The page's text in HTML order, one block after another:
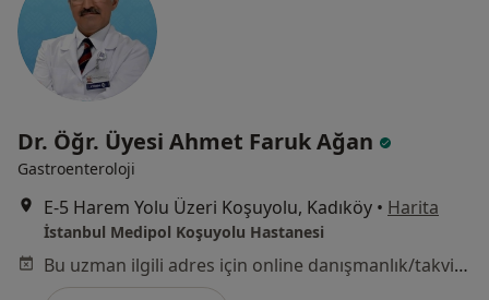
Dr. Öğr. Üyesi Ahmet Faruk Ağan
Gastroenteroloji
E-5 Harem Yolu Üzeri Koşuyolu, Kadıköy • Harita
İstanbul Medipol Koşuyolu Hastanesi
Bu uzman ilgili adres için online danışmanlık/takvim sunmuyor.